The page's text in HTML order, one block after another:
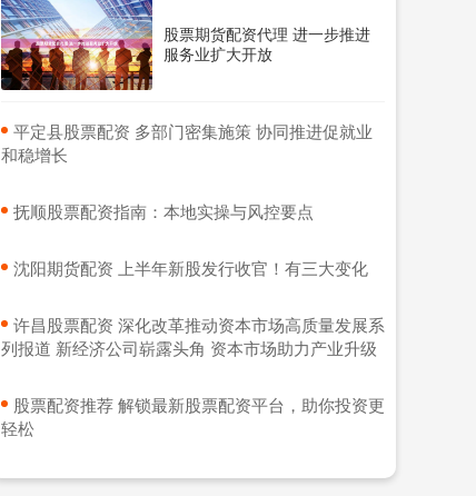
股票期货配资代理 进一步推进
服务业扩大开放
​平定县股票配资 多部门密集施策 协同推进促就业
和稳增长
​抚顺股票配资指南：本地实操与风控要点
​沈阳期货配资 上半年新股发行收官！有三大变化
​许昌股票配资 深化改革推动资本市场高质量发展系
列报道 新经济公司崭露头角 资本市场助力产业升级
​股票配资推荐 解锁最新股票配资平台，助你投资更
轻松